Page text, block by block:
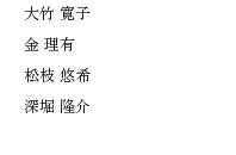
大竹 寛子
金 理有
松枝 悠希
深堀 隆介